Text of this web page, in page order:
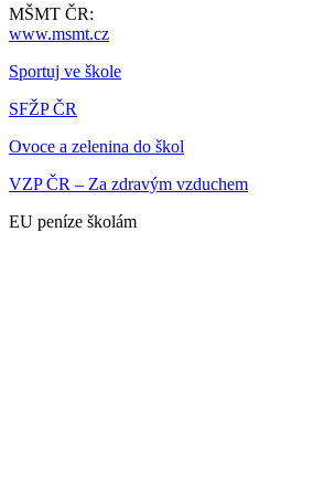
MŠMT ČR:
www.msmt.cz
Sportuj ve škole
SFŽP ČR
Ovoce a zelenina do škol
VZP ČR – Za zdravým vzduchem
EU peníze školám